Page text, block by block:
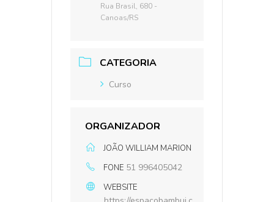
Rua Brasil, 680 -
Canoas/RS
CATEGORIA
Curso
ORGANIZADOR
JOÃO WILLIAM MARION
FONE 51 996405042
WEBSITE